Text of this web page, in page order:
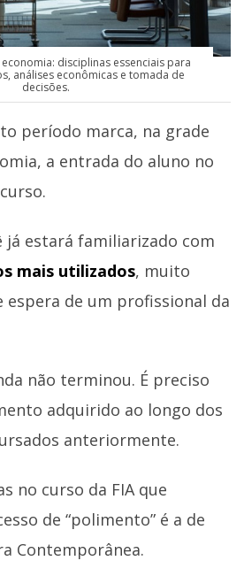
disciplinas essenciais para
análises econômicas e tomada de
decisões.
período marca, na grade
a entrada do aluno no
já estará familiarizado com
mais utilizados, muito
espera de um profissional da
não terminou. É preciso
adquirido ao longo dos
anteriormente.
no curso da FIA que
de “polimento” é a de
Contemporânea.